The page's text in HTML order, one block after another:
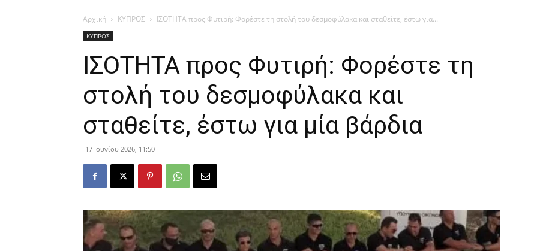
Αρχική ΚΥΠΡΟΣ ΙΣΟΤΗΤΑ προς Φυτιρή: Φορέστε τη στολή του δεσμοφύλακα και σταθείτε, έστω για...
ΚΥΠΡΟΣ
ΙΣΟΤΗΤΑ προς Φυτιρή: Φορέστε τη
στολή του δεσμοφύλακα και
σταθείτε, έστω για μία βάρδια
17 Ιουνίου 2026, 11:50